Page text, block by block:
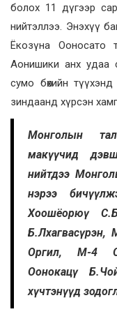
болох 11 дүгээр
нийтэллээ. Энэхүү
Ёкозүна Ооносато
Аонишики анх удаа
сумо бөхийн
зиндаанд хүрсэн
Монголын
макүүчид
нийтдээ
нэрээ
Хоошёорюү
Оргил, М-4
Оонокацү
хүчтэнүүд